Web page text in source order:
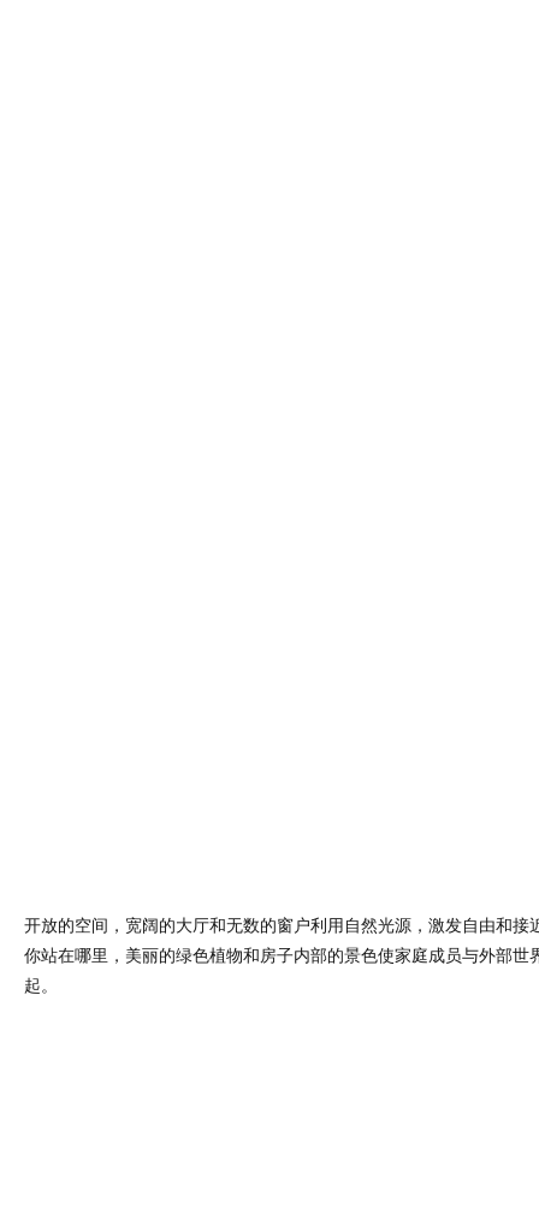
开放的空间，宽阔的大厅和无数的窗户利用自然光源，激发自由和接
你站在哪里，美丽的绿色植物和房子内部的景色使家庭成员与外部世
起。